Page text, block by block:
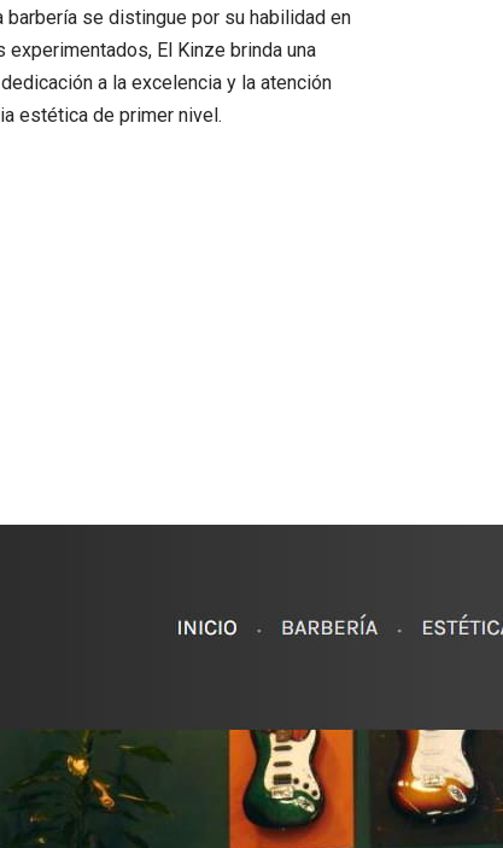
se distingue por su habilidad en
El Kinze brinda una
a la excelencia y la atención
estética de primer nivel.